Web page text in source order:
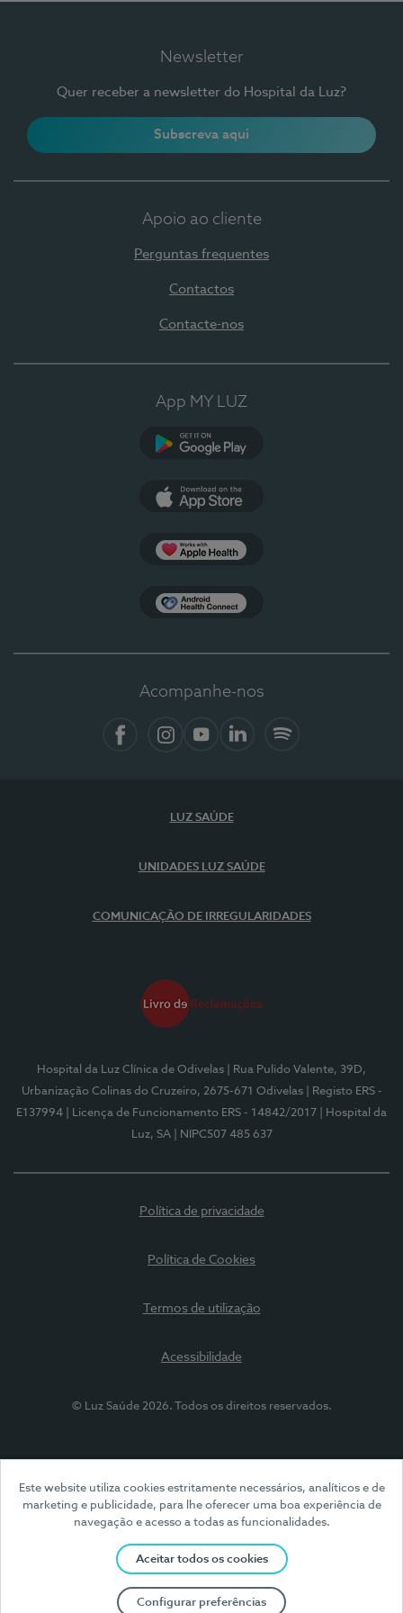
Este website utiliza cookies estritamente necessários, analíticos e de
marketing e publicidade, para lhe oferecer uma boa experiência de
navegação e acesso a todas as funcionalidades.
Aceitar todos os cookies
Configurar preferências
Newsletter
Quer receber a newsletter do Hospital da Luz?
Subscreva aqui
Apoio ao cliente
Perguntas frequentes
Contactos
Contacte-nos
App MY LUZ
Acompanhe-nos
LUZ SAÚDE
UNIDADES LUZ SAÚDE
COMUNICAÇÃO DE IRREGULARIDADES
Hospital da Luz Clínica de Odivelas
| Rua Pulido Valente, 39D,
Urbanização Colinas do Cruzeiro, 2675-671 Odivelas
| Registo ERS -
E137994
| Licença de Funcionamento ERS - 14842/2017
| Hospital da
Luz, SA
| NIPC507 485 637
Política de privacidade
Política de Cookies
Termos de utilização
Acessibilidade
© Luz Saúde 2026. Todos os direitos reservados.